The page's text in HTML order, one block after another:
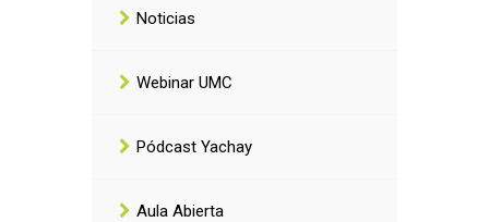
Noticias
Webinar UMC
Pódcast Yachay
Aula Abierta